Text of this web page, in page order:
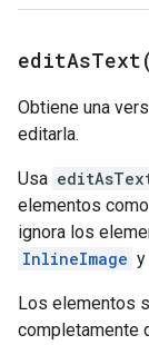
editAsText(
Obtiene una
editarla.
Usa
elementos
ignora los
InlineImage y
Los elementos
completamente